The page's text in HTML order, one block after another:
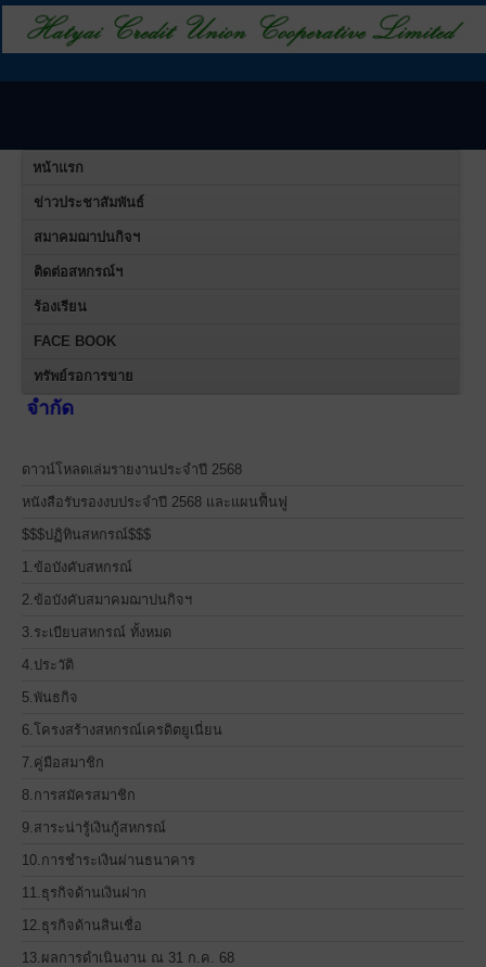
หน้าแรก
ข่าวประชาสัมพันธ์
สมาคมฌาปนกิจฯ
ติดต่อสหกรณ์ฯ
ร้องเรียน
FACE BOOK
ทรัพย์รอการขาย
ดาวน์โหลดเล่มรายงานประจำปี 2568
หนังสือรับรองงบประจำปี 2568 และแผนฟื้นฟู
$$$ปฏิทินสหกรณ์$$$
1.ข้อบังคับสหกรณ์
2.ข้อบังคับสมาคมฌาปนกิจฯ
3.ระเบียบสหกรณ์ ทั้งหมด
4.ประวัติ
5.พันธกิจ
6.โครงสร้างสหกรณ์เครดิตยูเนี่ยน
7.คู่มือสมาชิก
8.การสมัครสมาชิก
9.สาระน่ารู้เงินกู้สหกรณ์
10.การชำระเงินผ่านธนาคาร
11.ธุรกิจด้านเงินฝาก
12.ธุรกิจด้านสินเชื่อ
13.ผลการดำเนินงาน ณ 31 ก.ค. 68